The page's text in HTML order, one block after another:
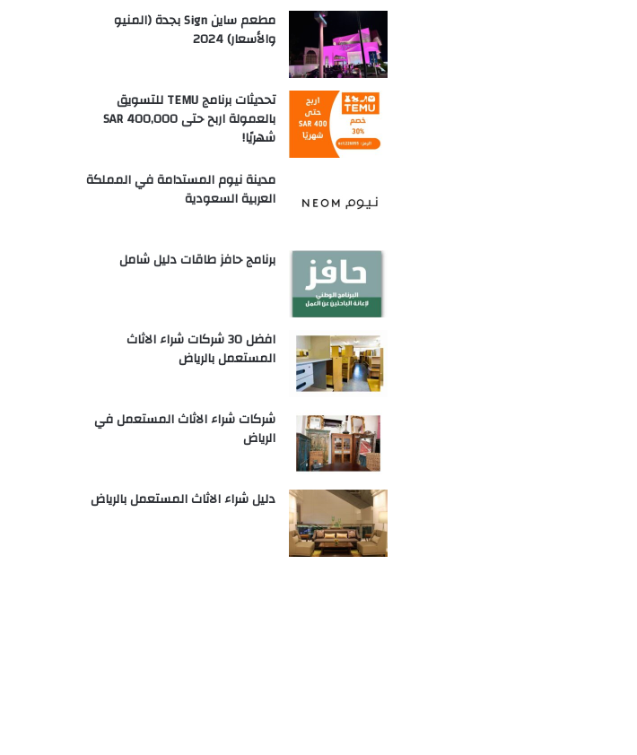
مطعم ساين Sign بجدة (المنيو
والأسعار) 2024
تحديثات برنامج TEMU للتسويق
بالعمولة اربح حتى SAR 400,000
شهريًا!
مدينة نيوم المستدامة في المملكة
العربية السعودية
برنامج حافز طاقات دليل شامل
افضل 30 شركات شراء الاثاث
المستعمل بالرياض
شركات شراء الاثاث المستعمل في
الرياض
دليل شراء الاثاث المستعمل بالرياض